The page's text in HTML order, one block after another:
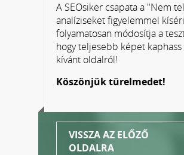
A SEOsiker csapata a "Nem
analíziseket figyelemmel
folyamatosan módosítja a
hogy teljesebb képet kaphass
kívánt oldalról!
Köszönjük türelmedet!
VISSZA AZ ELŐZŐ
OLDALRA